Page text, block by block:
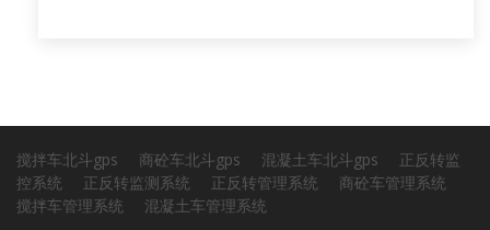
搅拌车北斗gps 商砼车北斗gps 混凝土车北斗gps
正反转监
控系统
正反转监测系统 正反转管理系统
商砼车管理系统
搅拌车管理系统
混凝土车管理系统